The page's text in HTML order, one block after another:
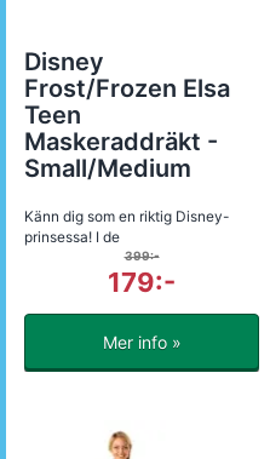
Disney
Frost/Frozen Elsa
Teen
Maskeraddräkt -
Small/Medium
Känn dig som en riktig Disney-
prinsessa! I de
399:-
179:-
Mer info »